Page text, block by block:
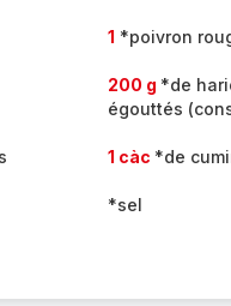
1 *poivron
200 g *de
égouttés
1 càc *de
*sel